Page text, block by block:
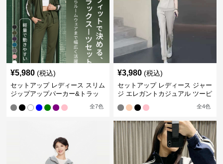
¥5,980 (税込)
セットアップ レディース スリム
ジップアップパーカー&トラッ
全7色
¥3,980 (税込)
セットアップ レディース ジャー
ジ エレガントカジュアル ツーピ
全4色